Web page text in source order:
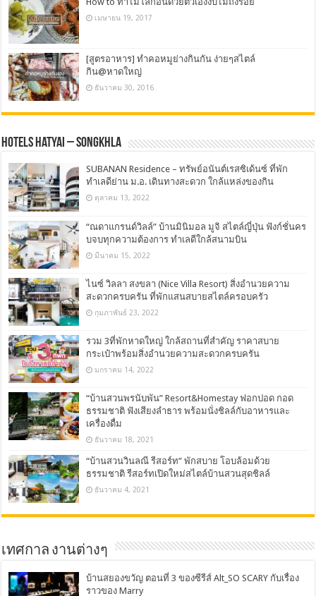
เมษายน 19, 2017
[สูตรอาหาร] ทำคอหมูย่างกินกัน ง่ายๆสไตล์
กิน@หาดใหญ่
ธันวาคม 30, 2016
Hotels Hatyai – Songkhla
SUBANAN Residence – ทรัพย์อนันต์เรสซิเด้นซ์ ที่พัก
ทำเลดีย่าน ม.อ. เดินทางสะดวก ใกล้แหล่งของกิน
ตุลาคม 13, 2022
“ณดาแกรนด์วิลล์” บ้านมินิมอล มูจิ สไตล์ญี่ปุ่น ฟังก์ชั่นคร
บจบทุกความต้องการ ทำเลดีใกล้สนามบิน
มีนาคม 15, 2022
ไนซ์ วิลลา สงขลา (Nice Villa Resort) สิ่งอำนวยความ
สะดวกครบครัน ที่พักแสนสบายสไตล์ครอบครัว
กุมภาพันธ์ 23, 2022
รวม 3ที่พักหาดใหญ่ ใกล้สถานที่สำคัญ ราคาสบาย
กระเป๋าพร้อมสิ่งอำนวยความสะดวกครบครัน
มกราคม 14, 2022
“บ้านสวนพรนับพัน” Resort&Homestay ฟอกปอด กอด
ธรรมชาติ ฟังเสียงลำธาร พร้อมนั่งชิลล์กับอาหารและ
เครื่องดื่ม
ธันวาคม 18, 2021
“บ้านสวนวินลณี รีสอร์ท” พักสบาย โอบล้อมด้วย
ธรรมชาติ รีสอร์ทเปิดใหม่สไตล์บ้านสวนสุดชิลล์
ธันวาคม 4, 2021
เทศกาล งานต่างๆ
บ้านสยองขวัญ ตอนที่ 3 ของซีรีส์ Alt_SO SCARY กับเรื่อง
ราวของ Marry